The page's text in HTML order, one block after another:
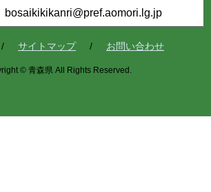
bosaikikikanri@pref.aomori.lg.jp
サイトマップ お問い合わせ
© 青森県 All Rights Reserved.